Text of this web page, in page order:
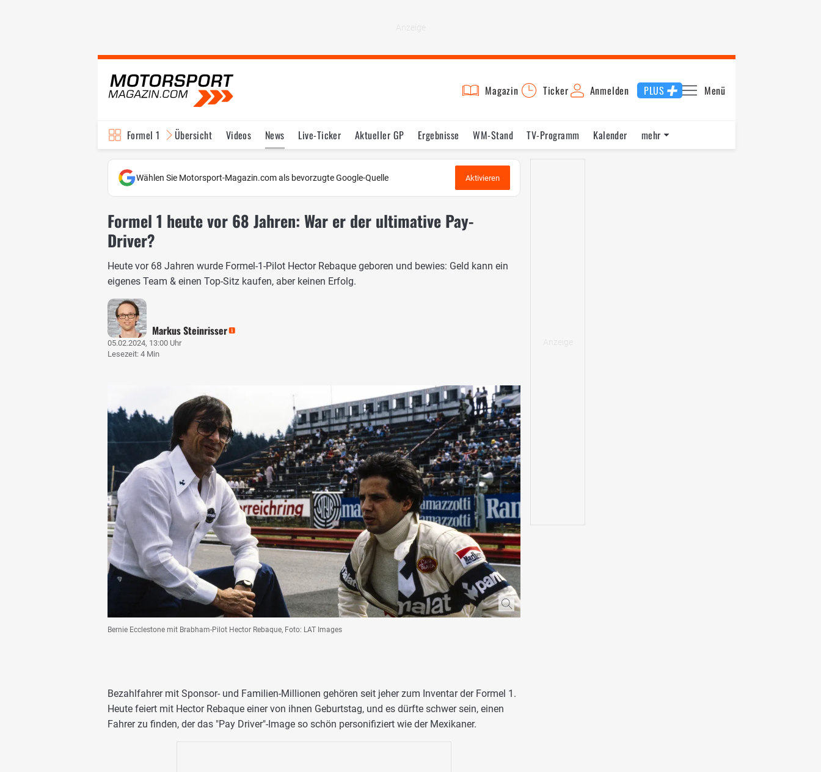
Magazin Ticker Anmelden PLUS Menü
Formel 1 Übersicht Videos News Live-Ticker Aktueller GP Ergebnisse WM-Stand TV-Programm
Kalender
Fahrer & Teams
Bilder Termine Statistik Testfahrten Reglement Lexikon
mehr
Wählen Sie Motorsport-Magazin.com als bevorzugte Google-Quelle Aktivieren
Formel 1 heute vor 68 Jahren: War er der ultimative Pay-
Driver?
Heute vor 68 Jahren wurde Formel-1-Pilot Hector Rebaque geboren und bewies: Geld kann ein
eigenes Team & einen Top-Sitz kaufen, aber keinen Erfolg.
Markus Steinrisser
05.02.2024, 13:00 Uhr
Lesezeit: 4 Min
Bernie Ecclestone mit Brabham-Pilot Hector Rebaque, Foto: LAT Images
Bezahlfahrer mit Sponsor- und Familien-Millionen gehören seit jeher zum Inventar der Formel 1.
Heute feiert mit Hector Rebaque einer von ihnen Geburtstag, und es dürfte schwer sein, einen
Fahrer zu finden, der das "Pay Driver"-Image so schön personifiziert wie der Mexikaner.